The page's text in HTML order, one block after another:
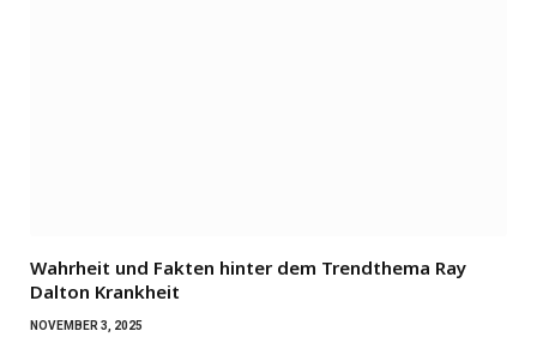
Wahrheit und Fakten hinter dem Trendthema Ray
Dalton Krankheit
NOVEMBER 3, 2025